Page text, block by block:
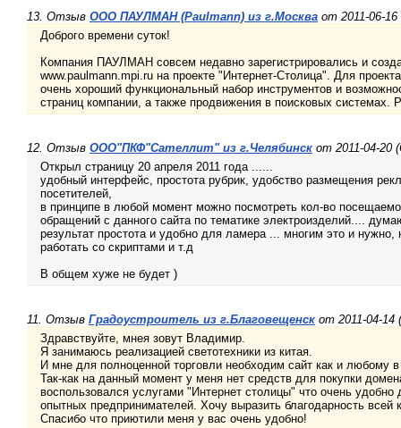
13. Отзыв ООО ПАУЛМАН (Paulmann) из г.Москва от 2011-06-
Доброго времени суток!
Компания ПАУЛМАН совсем недавно зарегистрировались и
www.paulmann.mpi.ru на проекте "Интернет-Столица". Для
очень хороший функциональный набор инструментов и
страниц компании, а также продвижения в поисковых системах.
12. Отзыв ООО"ПКФ"Сателлит" из г.Челябинск от 2011-04-20
Открыл страницу 20 апреля 2011 года ......
удобный интерфейс, простота рубрик, удобство размещения
посетителей,
в принципе в любой момент можно посмотреть кол-во
обращений с данного сайта по тематике электроизделий....
результат простота и удобно для ламера ... многим это и
работать со скриптами и т.д
В общем хуже не будет )
11. Отзыв Градоустроитель из г.Благовещенск от 2011-04-14
Здравствуйте, мнея зовут Владимир.
Я занимаюсь реализацией светотехники из китая.
И мне для полноценной торговли необходим сайт как и любому
Так-как на данный момент у меня нет средств для покупки
воспользовался услугами "Интернет столицы" что очень
опытных предпринимателей. Хочу выразить благодарность всей
Спасибо что приютили меня у вас очень удобно!